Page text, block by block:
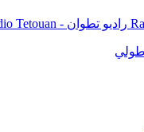
راديو تطوان - Radio Tetouan - بـوابتك نـحو الخبر